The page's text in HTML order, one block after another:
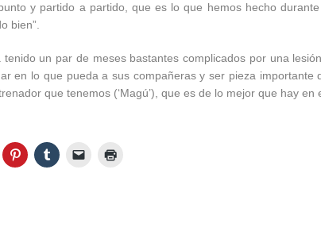
y partido a partido, que es lo que hemos hecho
bien”.
un par de meses bastantes complicados por una
en lo que pueda a sus compañeras y ser pieza importante
que tenemos (‘Magú’), que es de lo mejor que hay en